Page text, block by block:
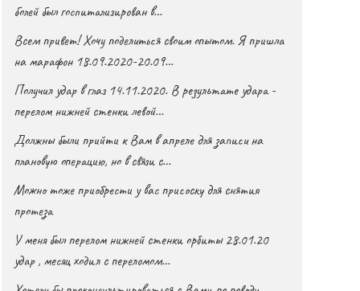
болей был госпитализирован в…
Всем привет! Хочу поделиться своим опытом. Я пришла
на марафон 18.09.2020-20.09…
Получил удар в глаз 14.11.2020. В результате удара -
перелом нижней стенки левой…
Должны были прийти к Вам в апреле для записи на
плановую операцию, но в связи с…
Можно тоже приобрести у вас присоску для снятия
протеза
У меня был перелом нижней стенки орбиты 28.01.20
удар , месяц ходил с переломом…